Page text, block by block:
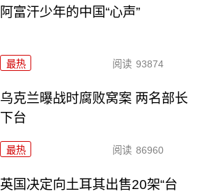
阿富汗少年的中国“心声”
最热 阅读 93874
乌克兰曝战时腐败窝案 两名部长
下台
最热 阅读 86960
英国决定向土耳其出售20架“台